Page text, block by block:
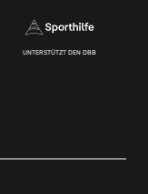
UNTERSTÜTZT DEN DBB